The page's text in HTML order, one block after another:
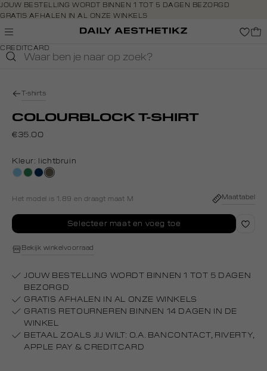
Navigeer
direct naar
de
Open de
direct
footer
JOUW BESTELLING WORDT BINNEN 1 TOT 5 DAGEN BEZORGD
GRATIS AFHALEN IN AL ONZE WINKELS
GRATIS RETOURNEREN BINNEN 14 DAGEN IN DE WINKEL
BETAAL ZOALS JIJ WILT: O.A. BANCONTACT, RIVERTY, APPLE PAY &
CREDITCARD
T-shirts
COLOURBLOCK T-SHIRT
€35.00
Kleur: lichtbruin
blauw,groen,donkerblauw
lichtbruin
Het model is 1.89 en draagt maat M Maattabel
Selecteer maat en voeg toe
Bekijk winkelvoorraad
JOUW BESTELLING WORDT BINNEN 1 TOT 5 DAGEN
BEZORGD
GRATIS AFHALEN IN AL ONZE WINKELS
GRATIS RETOURNEREN BINNEN 14 DAGEN IN DE
WINKEL
BETAAL ZOALS JIJ WILT: O.A. BANCONTACT, RIVERTY,
APPLE PAY & CREDITCARD